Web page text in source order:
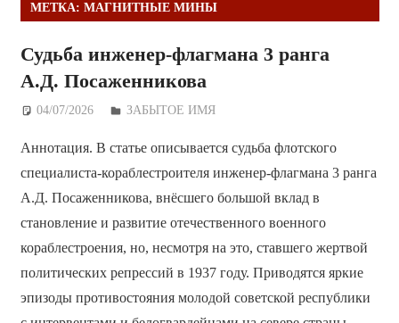
МЕТКА: МАГНИТНЫЕ МИНЫ
Судьба инженер-флагмана 3 ранга
А.Д. Посаженникова
04/07/2026 Дежурный по Редакции
ЗАБЫТОЕ ИМЯ
Аннотация. В статье описывается судьба флотского
специалиста-кораблестроителя инженер-флагмана 3 ранга
А.Д. Посаженникова, внёсшего большой вклад в
становление и развитие отечественного военного
кораблестроения, но, несмотря на это, ставшего жертвой
политических репрессий в 1937 году. Приводятся яркие
эпизоды противостояния молодой советской республики